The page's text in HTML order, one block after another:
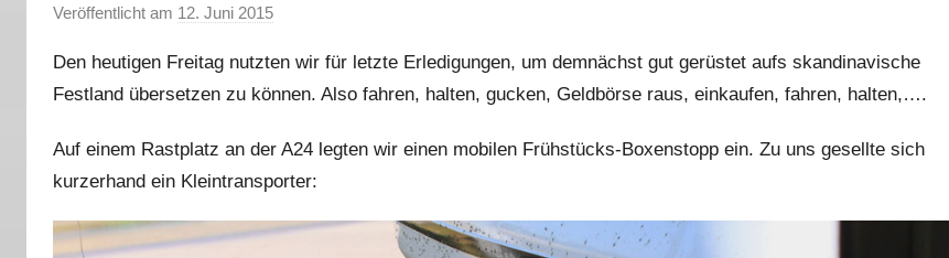
Veröffentlicht am 12. Juni 2015
n
M
k
Den heutigen Freitag nutzten wir für letzte Erledigungen, um demnächst gut gerüstet aufs skandinavische
Festland übersetzen zu können. Also fahren, halten, gucken, Geldbörse raus, einkaufen, fahren, halten,….
Auf einem Rastplatz an der A24 legten wir einen mobilen Frühstücks-Boxenstopp ein. Zu uns gesellte sich
kurzerhand ein Kleintransporter: